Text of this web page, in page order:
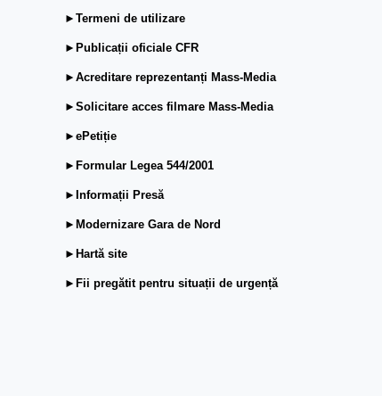
►Termeni de utilizare
►Publicații oficiale CFR
►Acreditare reprezentanți Mass-Media
►Solicitare acces filmare Mass-Media
►ePetiție
►Formular Legea 544/2001
►Informații Presă
►Modernizare Gara de Nord
►Hartă site
►Fii pregătit pentru situații de urgență